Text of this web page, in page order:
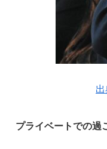
プライベートでの過